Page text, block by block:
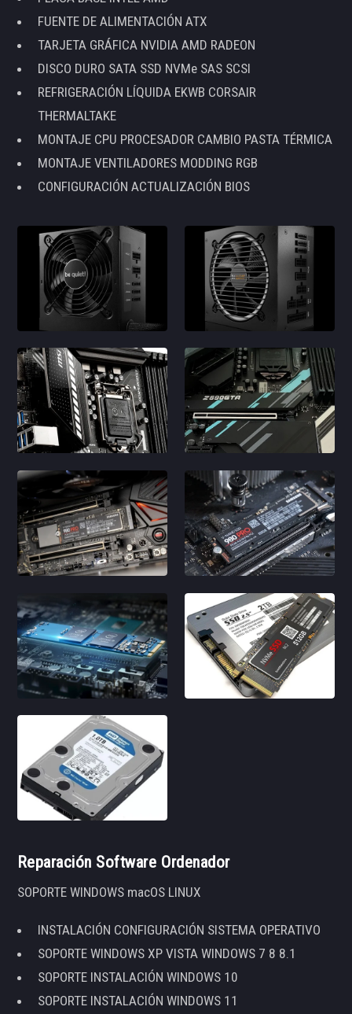
FUENTE DE ALIMENTACIÓN ATX
TARJETA GRÁFICA NVIDIA AMD RADEON
DISCO DURO SATA SSD NVMe SAS SCSI
REFRIGERACIÓN LÍQUIDA EKWB CORSAIR
THERMALTAKE
MONTAJE CPU PROCESADOR CAMBIO PASTA TÉRMICA
MONTAJE VENTILADORES MODDING RGB
CONFIGURACIÓN ACTUALIZACIÓN BIOS
Reparación Software Ordenador
SOPORTE WINDOWS macOS LINUX
INSTALACIÓN CONFIGURACIÓN SISTEMA OPERATIVO
SOPORTE WINDOWS XP VISTA WINDOWS 7 8 8.1
SOPORTE INSTALACIÓN WINDOWS 10
SOPORTE INSTALACIÓN WINDOWS 11